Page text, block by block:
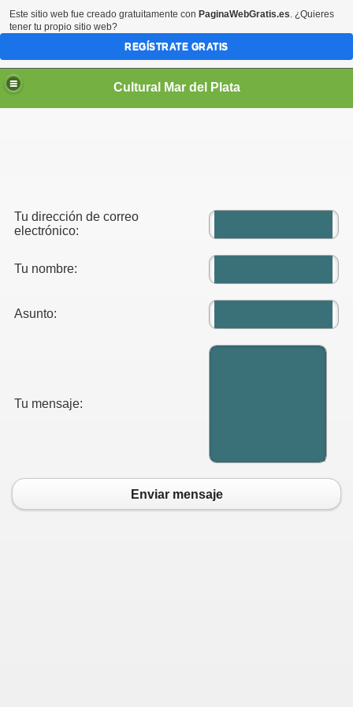
Cultural Mar del Plata
Tu dirección de correo
electrónico:
Tu nombre:
Asunto:
Tu mensaje:
Enviar mensaje
Este sitio web fue creado gratuitamente con PaginaWebGratis.es. ¿Quieres
tener tu propio sitio web?
REGÍSTRATE GRATIS